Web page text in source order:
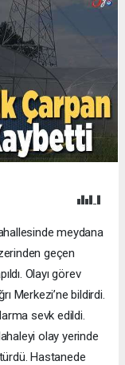
meydana
geçen
Olayı görev
Merkezi’ne bildirdi.
sevk edildi.
olay yerinde
Hastanede